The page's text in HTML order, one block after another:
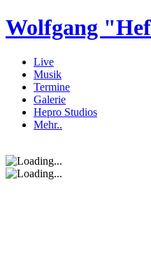
Wolfgang
Live
Musik
Termine
Galerie
Hepro Studios
Mehr..